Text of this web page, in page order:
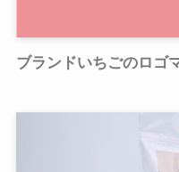
ブランドいちごのロゴ